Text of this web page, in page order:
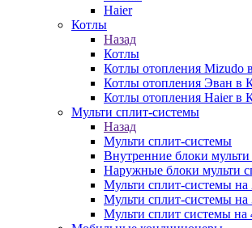
Haier
Котлы
Назад
Котлы
Котлы отопления Mizudo
Котлы отопления Эван в
Котлы отопления Haier в
Мульти сплит-системы
Назад
Мульти сплит-системы
Внутренние блоки мульти
Наружные блоки мульти
Мульти сплит-системы на
Мульти сплит-системы на
Мульти сплит системы на